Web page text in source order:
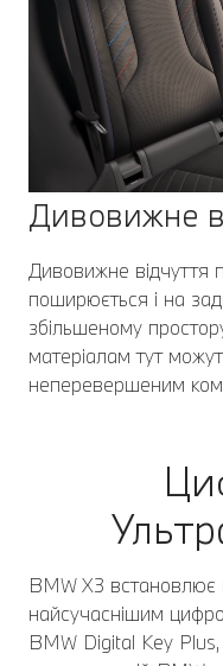
Дивовижне
Дивовижне відчуття
поширюється і на
збільшеному
матеріалам тут
неперевершеним
BMW X3 встановлює
найсучаснішим
BMW Digital Key